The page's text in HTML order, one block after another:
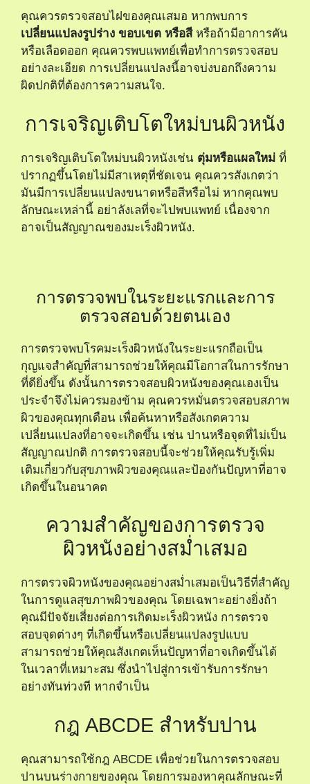
คุณควรตรวจสอบไฝของคุณเสมอ หากพบการ
เปลี่ยนแปลงรูปร่าง ขอบเขต หรือสีหรือถ้ามีอาการคัน
หรือเลือดออก คุณควรพบแพทย์เพื่อทำการตรวจสอบ
อย่างละเอียด การเปลี่ยนแปลงนี้อาจบ่งบอกถึงความ
ผิดปกติที่ต้องการความสนใจ.
การเจริญเติบโตใหม่บนผิวหนัง
การเจริญเติบโตใหม่บนผิวหนังเช่น ตุ่มหรือแผลใหม่ ที่
ปรากฏขึ้นโดยไม่มีสาเหตุที่ชัดเจน คุณควรสังเกตว่า
มันมีการเปลี่ยนแปลงขนาดหรือสีหรือไม่ หากคุณพบ
ลักษณะเหล่านี้ อย่าลังเลที่จะไปพบแพทย์ เนื่องจาก
อาจเป็นสัญญาณของมะเร็งผิวหนัง.
การตรวจพบในระยะแรกและการ
ตรวจสอบด้วยตนเอง
การตรวจพบโรคมะเร็งผิวหนังในระยะแรกถือเป็น
กุญแจสำคัญที่สามารถช่วยให้คุณมีโอกาสในการรักษา
ที่ดียิ่งขึ้น ดังนั้นการตรวจสอบผิวหนังของคุณเองเป็น
ประจำจึงไม่ควรมองข้าม คุณควรหมั่นตรวจสอบสภาพ
ผิวของคุณทุกเดือน เพื่อค้นหาหรือสังเกตความ
เปลี่ยนแปลงที่อาจจะเกิดขึ้น เช่น ปานหรือจุดที่ไม่เป็น
สัญญาณปกติ การตรวจสอบนี้จะช่วยให้คุณรับรู้เพิ่ม
เติมเกี่ยวกับสุขภาพผิวของคุณและป้องกันปัญหาที่อาจ
เกิดขึ้นในอนาคต
ความสำคัญของการตรวจ
ผิวหนังอย่างสม่ำเสมอ
การตรวจผิวหนังของคุณอย่างสม่ำเสมอเป็นวิธีที่สำคัญ
ในการดูแลสุขภาพผิวของคุณ โดยเฉพาะอย่างยิ่งถ้า
คุณมีปัจจัยเสี่ยงต่อการเกิดมะเร็งผิวหนัง การตรวจ
สอบจุดต่างๆ ที่เกิดขึ้นหรือเปลี่ยนแปลงรูปแบบ
สามารถช่วยให้คุณสังเกตเห็นปัญหาที่อาจเกิดขึ้นได้
ในเวลาที่เหมาะสม ซึ่งนำไปสู่การเข้ารับการรักษา
อย่างทันท่วงที หากจำเป็น
กฎ ABCDE สำหรับปาน
คุณสามารถใช้กฎ ABCDE เพื่อช่วยในการตรวจสอบ
ปานบนร่างกายของคุณ โดยการมองหาคุณลักษณะที่